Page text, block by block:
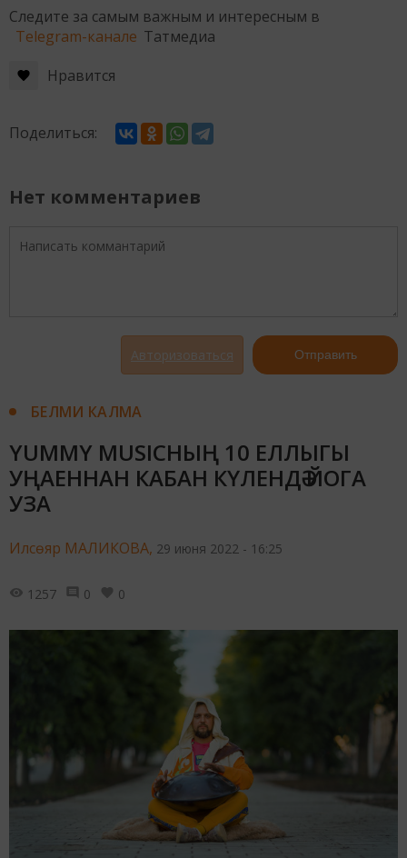
Следите за самым важным и интересным в
Telegram-канале Татмедиа
Нравится
Поделиться:
Нет комментариев
Авторизоваться Отправить
БЕЛМИ КАЛМА
YUMMY MUSICНЫҢ 10 ЕЛЛЫГЫ
УҢАЕННАН КАБАН КҮЛЕНДӘ ЙОГА
УЗА
Илсөяр МАЛИКОВА, 29 июня 2022 - 16:25
1257 0 0